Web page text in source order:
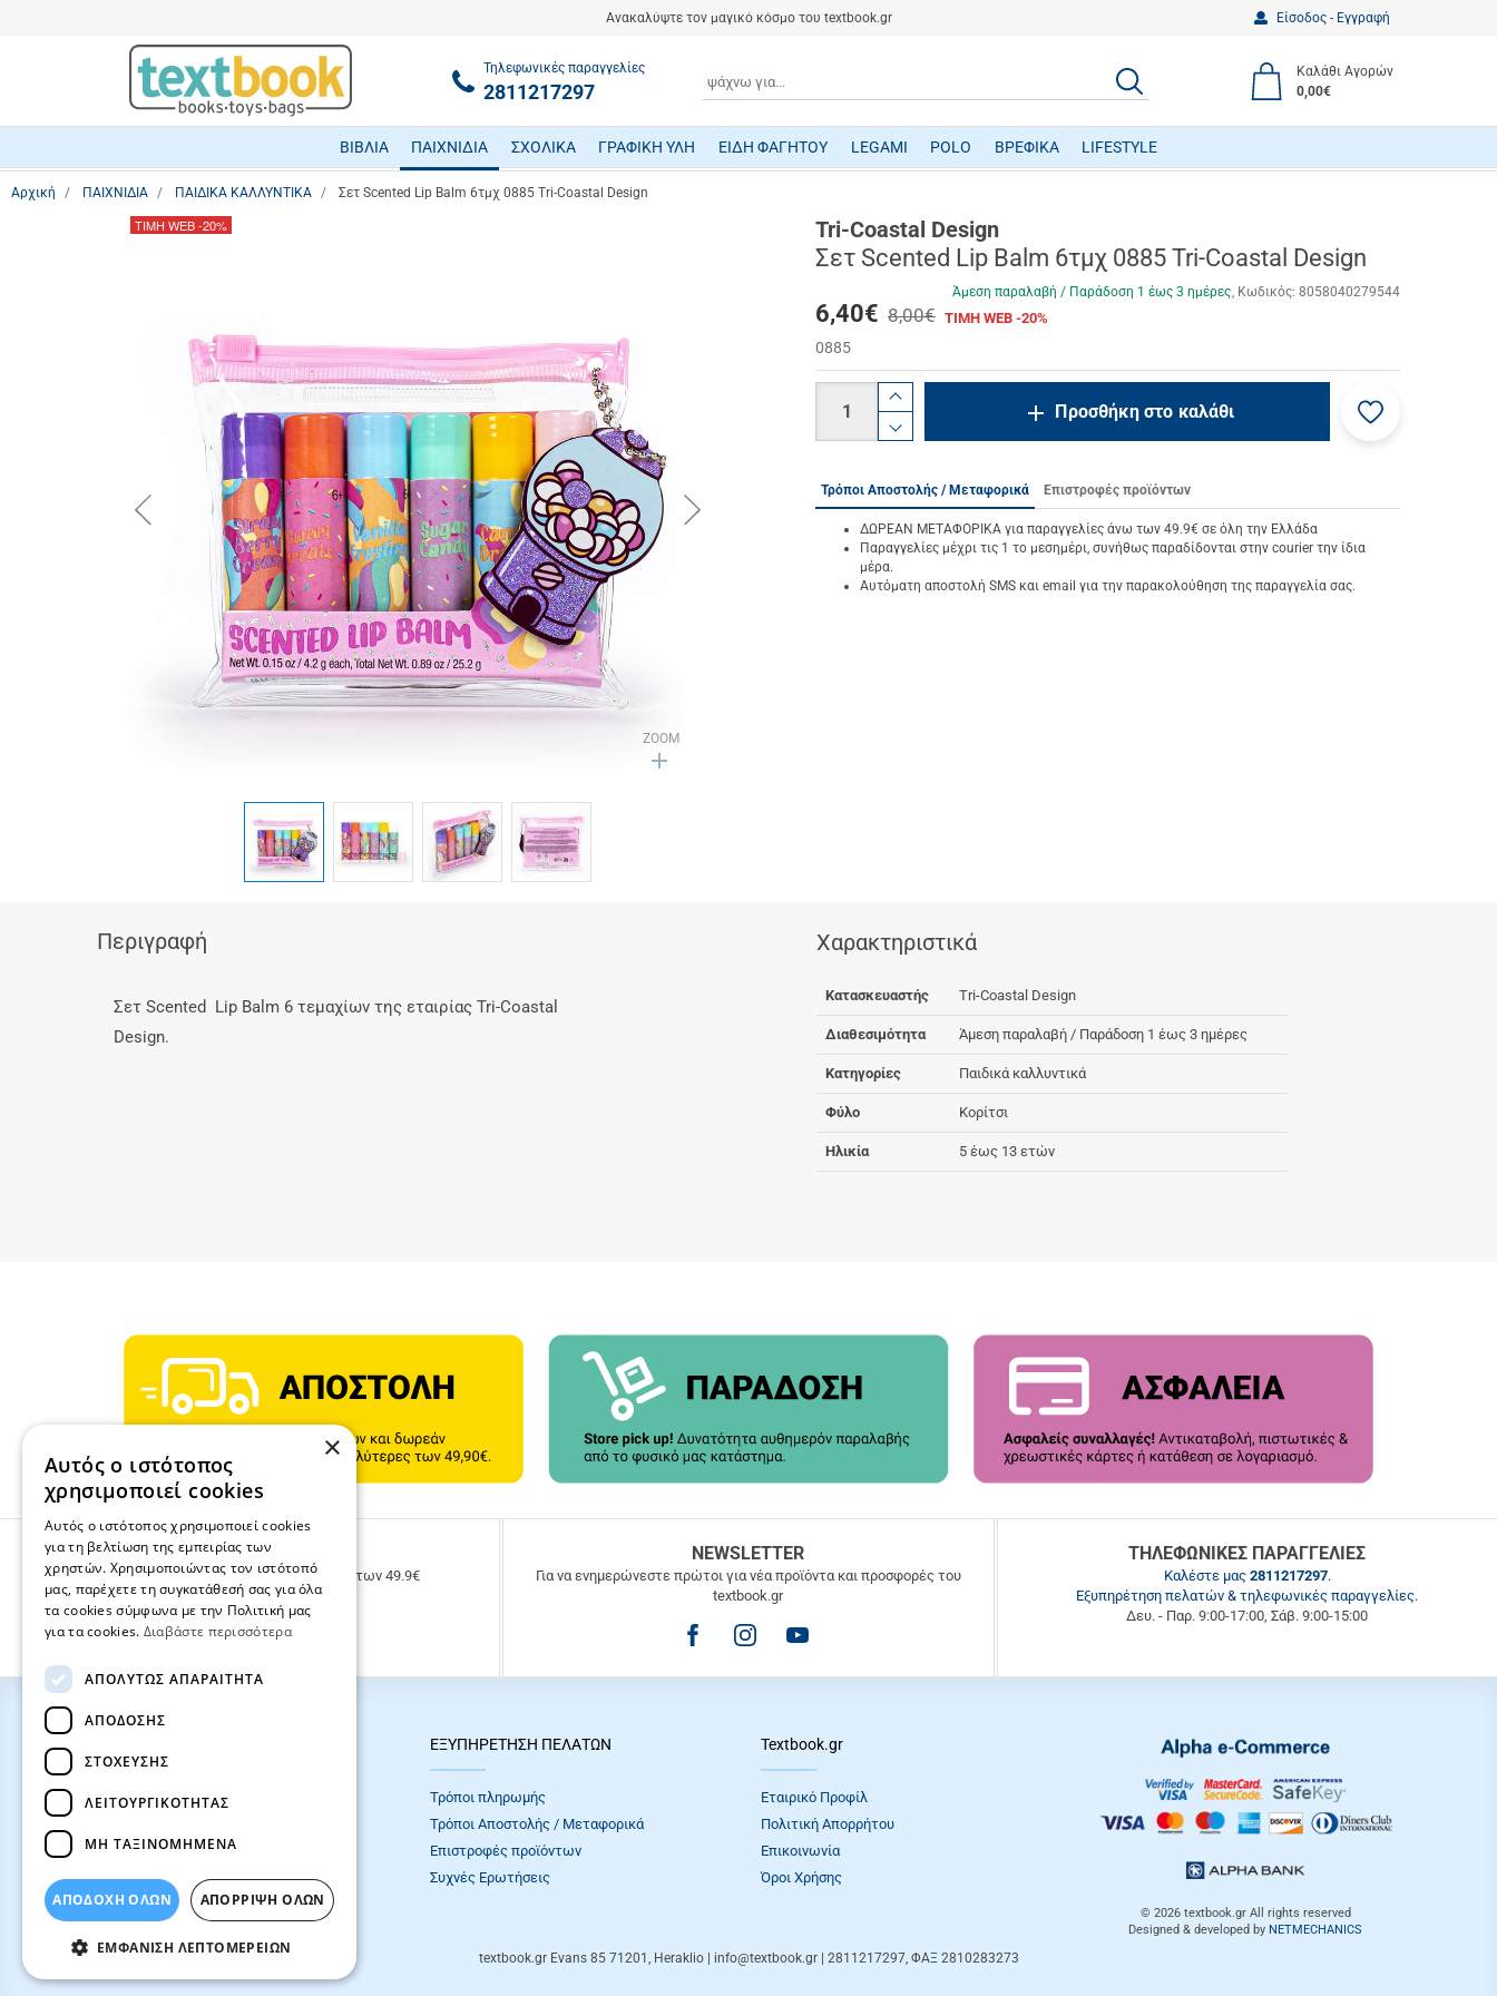
Ανακαλύψτε τον μαγικό κόσμο του textbook.gr Είσοδος - Εγγραφή
Τηλεφωνικές παραγγελίες
2811217297
ΑΝΑΖΗΤΗΣΗ
Καλάθι Αγορών
0,00€
ΒΙΒΛΙΑ ΠΑΙΧΝΙΔΙΑ ΣΧΟΛΙΚΑ ΓΡΑΦΙΚΗ ΥΛΗ ΕΙΔΗ ΦΑΓΗΤΟΥ LEGAMI POLO ΒΡΕΦΙΚΑ LIFESTYLE
Αρχική ΠΑΙΧΝΙΔΙΑ ΠΑΙΔΙΚΑ ΚΑΛΛΥΝΤΙΚΑ Σετ Scented Lip Balm 6τμχ 0885 Tri-Coastal Design
ZOOM
button.prev button.next
ΤΙΜΗ WEB-20% Tri-Coastal Design
Σετ Scented Lip Balm 6τμχ 0885 Tri-Coastal Design
Άμεση παραλαβή / Παράδoση 1 έως 3 ημέρες Κωδικός: 8058040279544
6,40€ 8,00€ ΤΙΜΗ WEB -20%
0885
product.increase.quantity
product.decrease.quantity
Προσθήκη στο καλάθι
Προσθήκη
Τρόποι Αποστολής / Μεταφορικά Επιστροφές προϊόντων
ΔΩΡΕΑΝ ΜΕΤΑΦΟΡΙΚΑ για παραγγελίες άνω των 49.9€ σε όλη την Ελλάδα
Παραγγελίες μέχρι τις 1 το μεσημέρι, συνήθως παραδίδονται στην courier την ίδια
μέρα.
Αυτόματη αποστολή SMS και email για την παρακολούθηση της παραγγελία σας.
Περιγραφή
Σετ Scented Lip Balm 6 τεμαχίων της εταιρίας Tri-Coastal
Design.
Χαρακτηριστικά
Κατασκευαστής Tri-Coastal Design
Διαθεσιμότητα Άμεση παραλαβή / Παράδoση 1 έως 3 ημέρες
Κατηγορίες Παιδικά καλλυντικά
Φύλο Κορίτσι
Ηλικία 5 έως 13 ετών
ΔΩΡΕΑΝ ΜΕΤΑΦΟΡΙΚΑ
Δωρεάν μεταφορικά για παραγγελίες άνω των 49.9€
NEWSLETTER
Για να ενημερώνεστε πρώτοι για νέα προϊόντα και προσφορές του
textbook.gr
ΤΗΛΕΦΩΝΙΚΕΣ ΠΑΡΑΓΓΕΛΙΕΣ
Καλέστε μας 2811217297.
Εξυπηρέτηση πελατών & τηλεφωνικές παραγγελίες.
Δευ. - Παρ. 9:00-17:00, Σάβ. 9:00-15:00
ΣΧΟΛΙΚΕΣ ΤΣΑΝΤΕΣ
ΕΞΥΠΗΡΕΤΗΣΗ ΠΕΛΑΤΩΝ
Τρόποι πληρωμής
Τρόποι Αποστολής / Μεταφορικά
Επιστροφές προϊόντων
Συχνές Eρωτήσεις
Textbook.gr
Εταιρικό Προφίλ
Πολιτική Απορρήτου
Επικοινωνία
Όροι Xρήσης
© 2026 textbook.grAll rights reserved
Designed & developed by NETMECHANICS
textbook.gr Evans 85 71201 , Heraklio | info@textbook.gr | 2811217297, ΦΑΞ 2810283273
×
Αυτός ο ιστότοπος
χρησιμοποιεί cookies
Αυτός ο ιστότοπος χρησιμοποιεί cookies
για τη βελτίωση της εμπειρίας των
χρηστών. Χρησιμοποιώντας τον ιστότοπό
μας, παρέχετε τη συγκατάθεσή σας για όλα
τα cookies σύμφωνα με την Πολιτική μας
για τα cookies. Διαβάστε περισσότερα
ΑΠΟΛΎΤΩΣ ΑΠΑΡΑΊΤΗΤΑ
ΑΠΌΔΟΣΗΣ
ΣΤΌΧΕΥΣΗΣ
ΛΕΙΤΟΥΡΓΙΚΌΤΗΤΑΣ
ΜΗ ΤΑΞΙΝΟΜΗΜΈΝΑ
ΑΠΟΔΟΧΗ ΟΛΩΝ ΑΠΌΡΡΙΨΗ ΌΛΩΝ
ΕΜΦΆΝΙΣΗ ΛΕΠΤΟΜΕΡΕΙΏΝ